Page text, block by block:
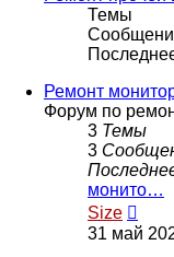
Темы
Ремонт
Форум по
3 Темы
3
монито…
Size
к
31 май